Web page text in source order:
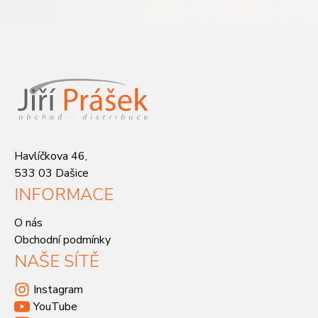
Havlíčkova 46,
533 03 Dašice
INFORMACE
O nás
Obchodní podmínky
NAŠE SÍTĚ
Instagram
YouTube